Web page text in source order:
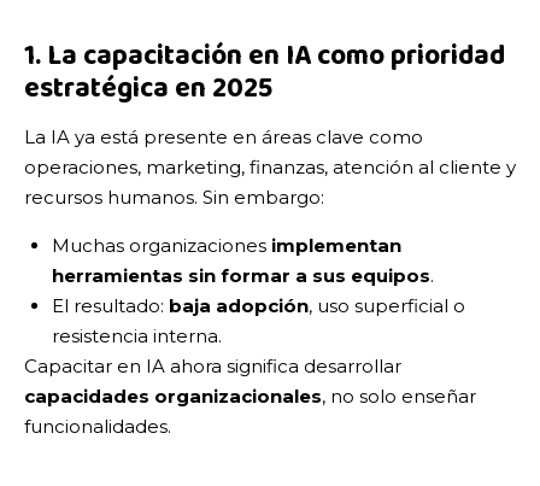
1. La capacitación en IA como prioridad
estratégica en 2025
La IA ya está presente en áreas clave como
operaciones, marketing, finanzas, atención al cliente y
recursos humanos. Sin embargo:
Muchas organizaciones implementan
herramientas sin formar a sus equipos.
El resultado: baja adopción, uso superficial o
resistencia interna.
Capacitar en IA ahora significa desarrollar
capacidades organizacionales, no solo enseñar
funcionalidades.